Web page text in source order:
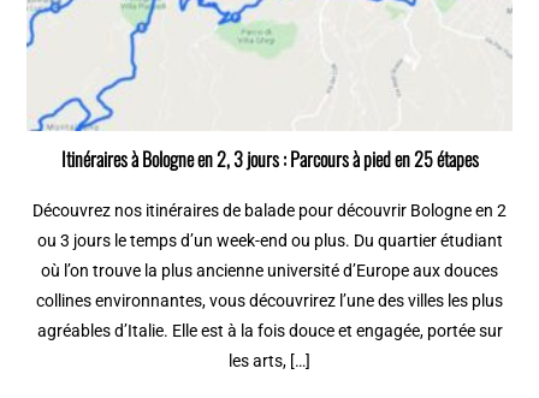
Itinéraires à Bologne en 2, 3 jours : Parcours à pied en 25 étapes
Découvrez nos itinéraires de balade pour découvrir Bologne en 2
ou 3 jours le temps d’un week-end ou plus. Du quartier étudiant
où l’on trouve la plus ancienne université d’Europe aux douces
collines environnantes, vous découvrirez l’une des villes les plus
agréables d’Italie. Elle est à la fois douce et engagée, portée sur
les arts, […]